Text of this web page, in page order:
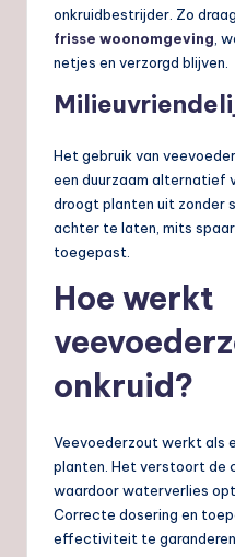
onkruidbestrijder. Zo
frisse woonomgeving ,
netjes en verzorgd blijven.
Het gebruik van
een duurzaam alternatief
droogt planten uit zonder
achter te laten, mits
toegepast.
Hoe werkt
onkruid?
Veevoederzout werkt als
planten. Het verstoort de
waardoor waterverlies
Correcte dosering en
effectiviteit te